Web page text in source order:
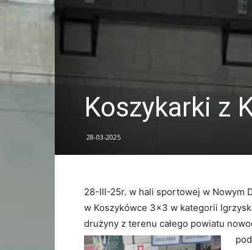
Koszykarki z
28-03-2025
28-III-25r. w hali sportowej w Nowym
w Koszykówce 3×3 w kategorii
drużyny z terenu całego powiatu